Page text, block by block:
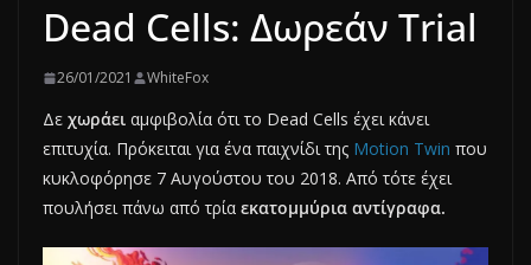
Dead Cells: Δωρεάν Trial
26/01/2021 WhiteFox
Δε χωράει αμφιβολία ότι το Dead Cells έχει κάνει
επιτυχία. Πρόκειται για ένα παιχνίδι της Motion Twin που
κυκλοφόρησε 7 Αυγούστου του 2018. Από τότε έχει
πουλήσει πάνω από τρία εκατομμύρια αντίγραφα.